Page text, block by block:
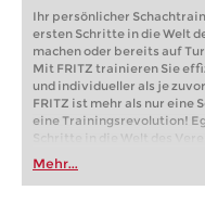
Ihr persönlicher
ersten Schritte in die Welt
machen oder bereits auf
Mit FRITZ trainieren Sie
und individueller als je
FRITZ ist mehr als nur eine
eine Trainingsrevolution!
Schritte in die Welt des
oder bereits auf
FRITZ trainieren Sie
individueller als je zuvor.
Mehr...